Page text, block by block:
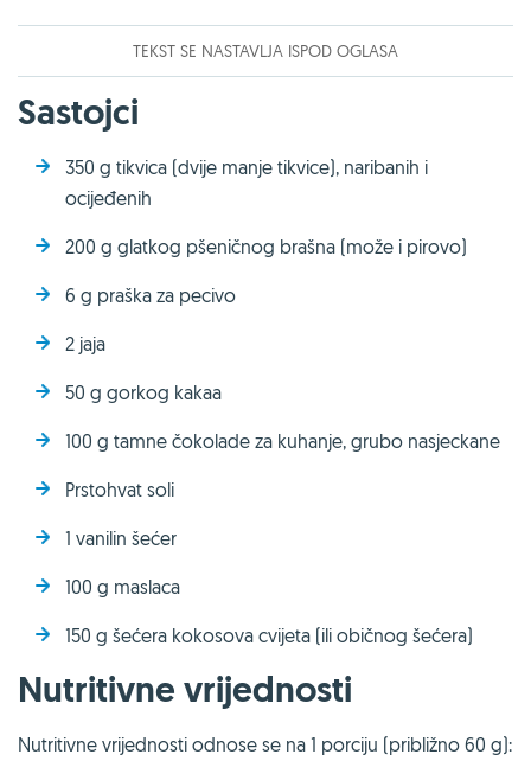
TEKST SE NASTAVLJA ISPOD OGLASA
Sastojci
350 g tikvica (dvije manje tikvice), naribanih i
ocijeđenih
200 g glatkog pšeničnog brašna (može i pirovo)
6 g praška za pecivo
2 jaja
50 g gorkog kakaa
100 g tamne čokolade za kuhanje, grubo nasjeckane
Prstohvat soli
1 vanilin šećer
100 g maslaca
150 g šećera kokosova cvijeta (ili običnog šećera)
Nutritivne vrijednosti
Nutritivne vrijednosti odnose se na 1 porciju (približno 60 g):